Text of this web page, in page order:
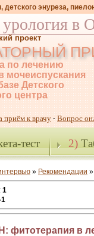
энуреза,
урология в
проект
по лечению
мочеиспускания
Детского
центра
приём к врачу · Вопрос
тест 2)
» Рекомендации
: 1
1
фитотерапия в